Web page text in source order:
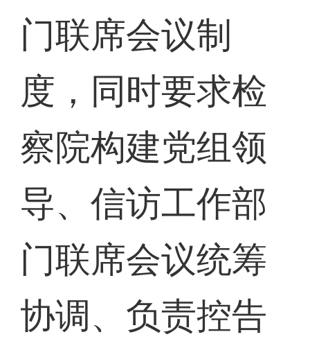
门联席会议制
度，同时要求检
察院构建党组领
导、信访工作部
门联席会议统筹
协调、负责控告